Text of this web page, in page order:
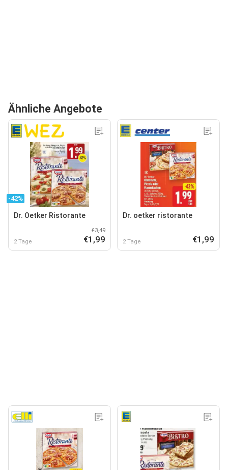
Ähnliche Angebote
-42%
Dr. Oetker Ristorante
2 Tage
€3,49
€1,99
Dr. oetker ristorante
2 Tage €1,99